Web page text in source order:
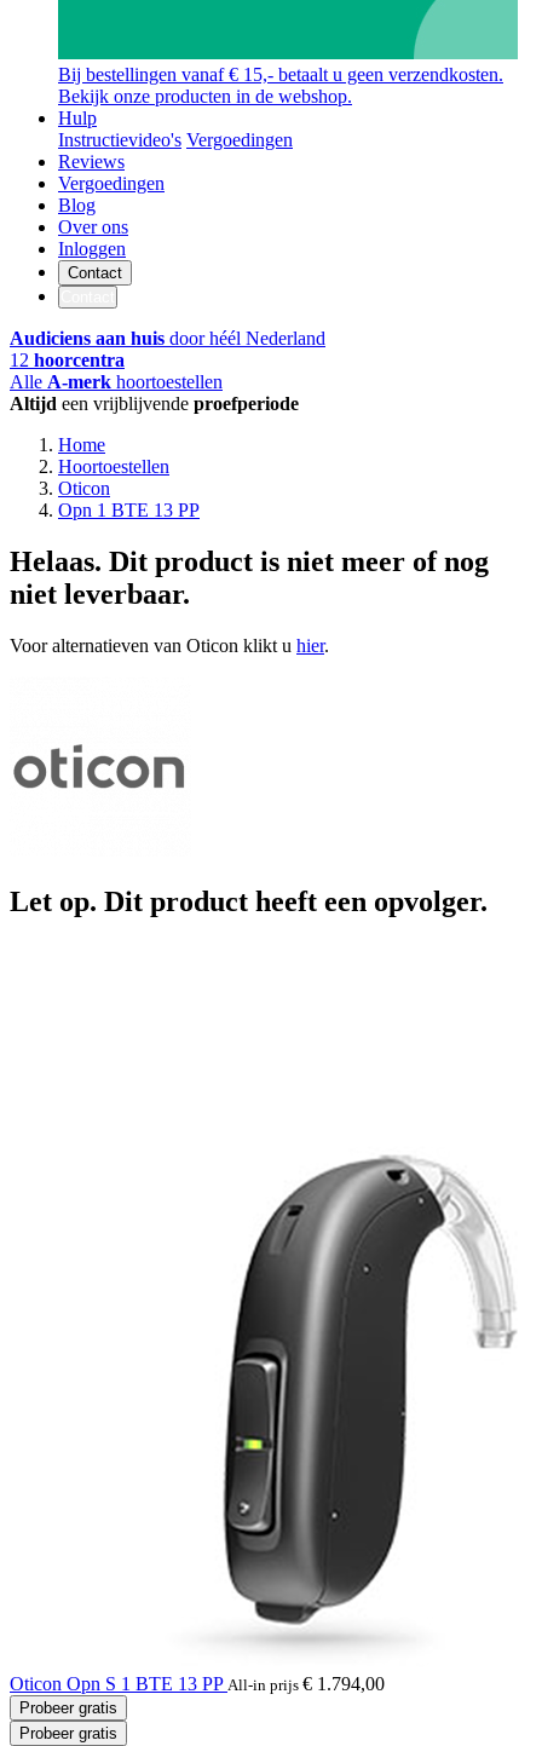
Bij bestellingen vanaf € 15,- betaalt u geen verzendkosten.
Bekijk onze producten in de webshop.
Hulp
Instructievideo's Vergoedingen
Reviews
Vergoedingen
Blog
Over ons
Inloggen
Contact
Audiciens aan huis door héél Nederland
12 hoorcentra
Alle A-merk hoortoestellen
Altijd een vrijblijvende proefperiode
Home
Hoortoestellen
Oticon
Opn 1 BTE 13 PP
Helaas. Dit product is niet meer of nog
niet leverbaar.
Voor alternatieven van Oticon klikt u hier.
Let op. Dit product heeft een opvolger.
Oticon Opn S 1 BTE 13 PP All-in prijs € 1.794,00
Probeer gratis
Probeer gratis